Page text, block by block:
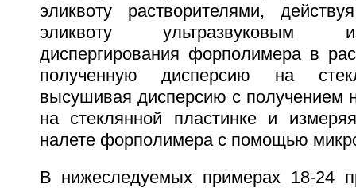
эликвоту растворителями,
эликвоту ультразвуковым
диспергирования форполимера в
полученную дисперсию на
высушивая дисперсию с получением
на стеклянной пластинке и
налете форполимера с помощью
В нижеследуемых примерах 18-24